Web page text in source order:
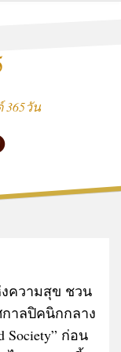
365วัน
ความสุข ชวน
าลปิคนิกกลาง
Society” ก่อน